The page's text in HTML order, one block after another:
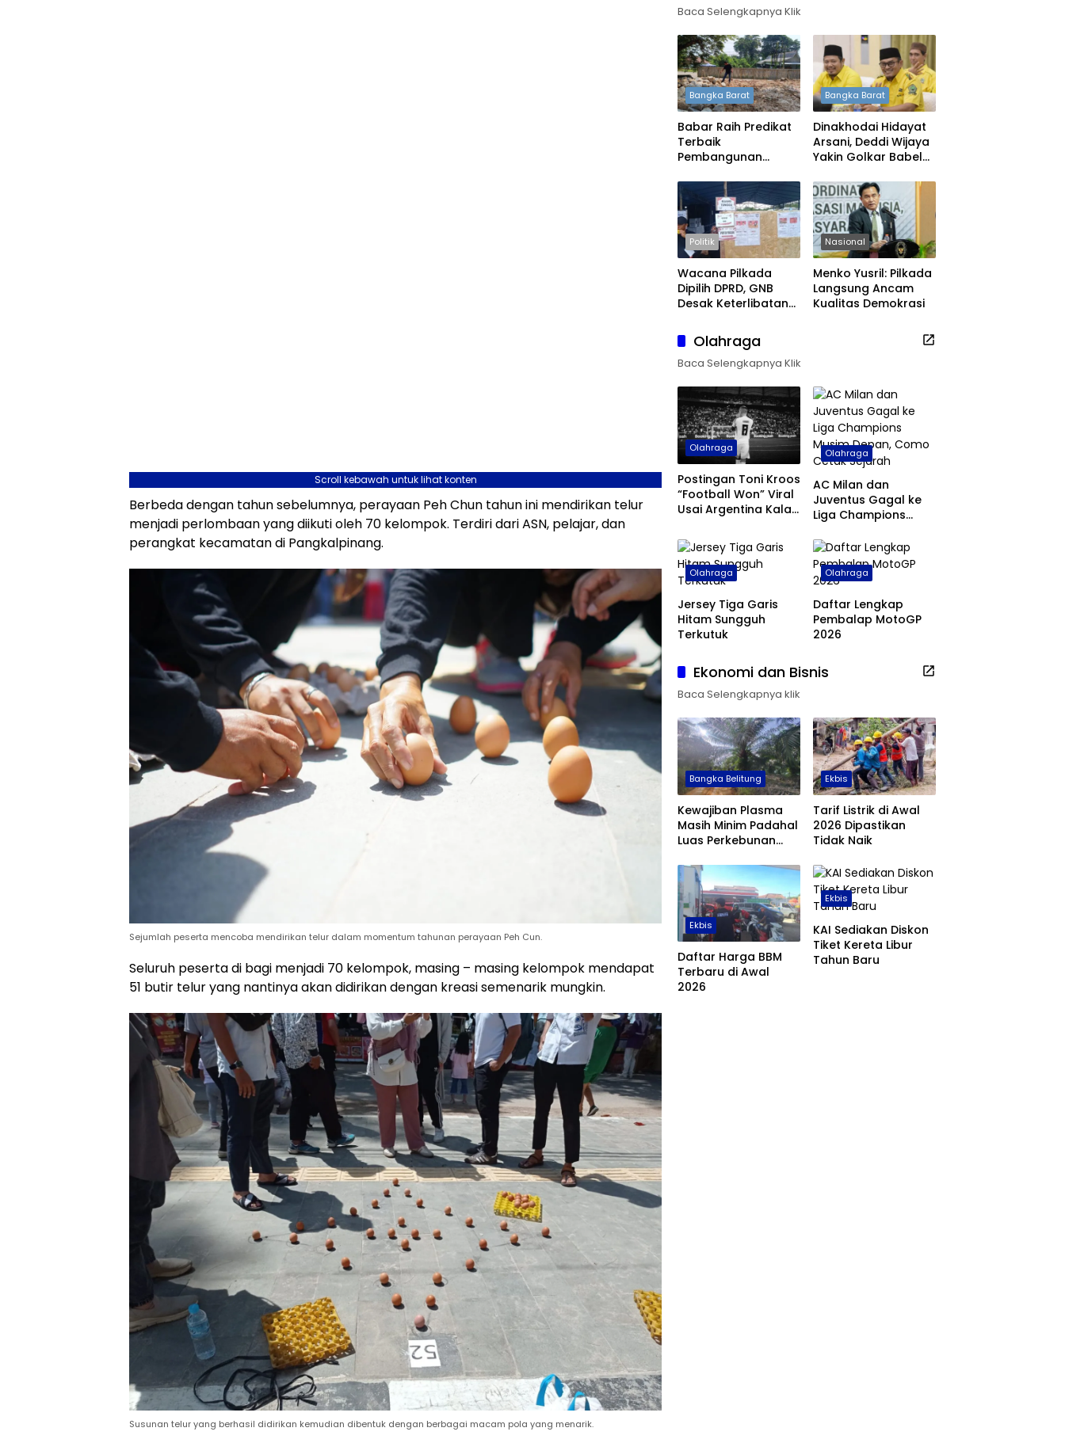
Scroll kebawah untuk lihat konten
Berbeda dengan tahun sebelumnya, perayaan Peh Chun tahun ini mendirikan telur
menjadi perlombaan yang diikuti oleh 70 kelompok. Terdiri dari ASN, pelajar, dan
perangkat kecamatan di Pangkalpinang.
Sejumlah peserta mencoba mendirikan telur dalam momentum tahunan perayaan Peh Cun.
Seluruh peserta di bagi menjadi 70 kelompok, masing – masing kelompok mendapat
51 butir telur yang nantinya akan didirikan dengan kreasi semenarik mungkin.
Susunan telur yang berhasil didirikan kemudian dibentuk dengan berbagai macam pola yang menarik.
Baca Selengkapnya Klik
Bangka Barat
Babar Raih Predikat
Terbaik
Pembangunan
Boleh Berpuas Diri
Bangka Barat
Dinakhodai Hidayat
Arsani, Deddi Wijaya
Yakin Golkar Babel
Politik
Wacana Pilkada
Dipilih DPRD, GNB
Desak Keterlibatan
Nasional
Menko Yusril: Pilkada
Langsung Ancam
Kualitas Demokrasi
Olahraga
Baca Selengkapnya Klik
Olahraga
Postingan Toni Kroos
“Football Won” Viral
Usai Argentina Kalah
Olahraga
AC Milan dan
Juventus Gagal ke
Liga Champions
Cetak Sejarah
Olahraga
Jersey Tiga Garis
Hitam Sungguh
Terkutuk
Olahraga
Daftar Lengkap
Pembalap MotoGP
2026
Ekonomi dan Bisnis
Baca Selengkapnya klik
Bangka Belitung
Kewajiban Plasma
Masih Minim Padahal
Luas Perkebunan
Tembus 355 Ribu
Hektare
Ekbis
Tarif Listrik di Awal
2026 Dipastikan
Tidak Naik
Ekbis
Daftar Harga BBM
Terbaru di Awal
2026
Ekbis
KAI Sediakan Diskon
Tiket Kereta Libur
Tahun Baru